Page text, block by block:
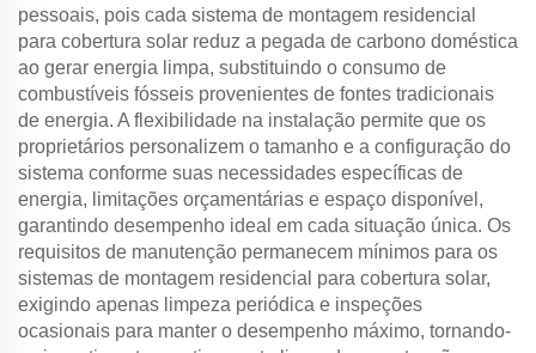
pessoais, pois cada sistema de montagem residencial
para cobertura solar reduz a pegada de carbono doméstica
ao gerar energia limpa, substituindo o consumo de
combustíveis fósseis provenientes de fontes tradicionais
de energia. A flexibilidade na instalação permite que os
proprietários personalizem o tamanho e a configuração do
sistema conforme suas necessidades específicas de
energia, limitações orçamentárias e espaço disponível,
garantindo desempenho ideal em cada situação única. Os
requisitos de manutenção permanecem mínimos para os
sistemas de montagem residencial para cobertura solar,
exigindo apenas limpeza periódica e inspeções
ocasionais para manter o desempenho máximo, tornando-